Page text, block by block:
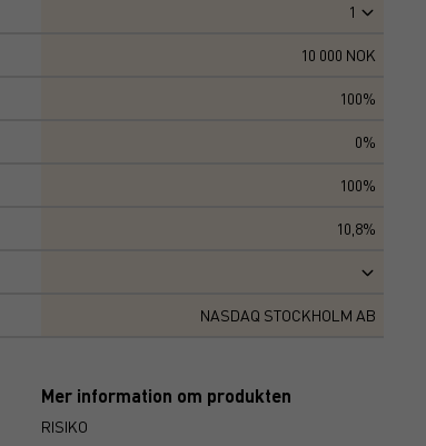
1
10 000 NOK
100%
0%
100%
10,8%
NASDAQ STOCKHOLM AB
Mer information om produkten
RISIKO